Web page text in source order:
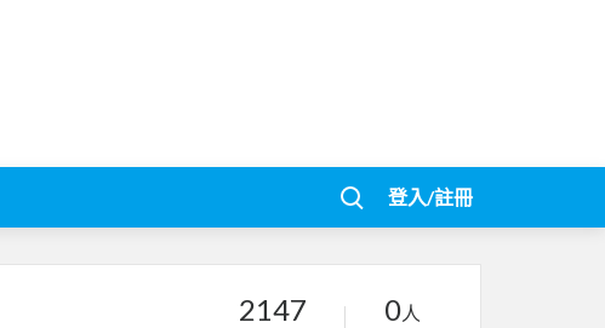
登入/註冊
2147 0人